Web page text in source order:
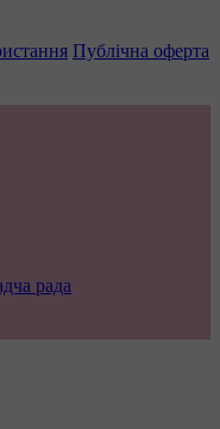
Публічна оферта
рада